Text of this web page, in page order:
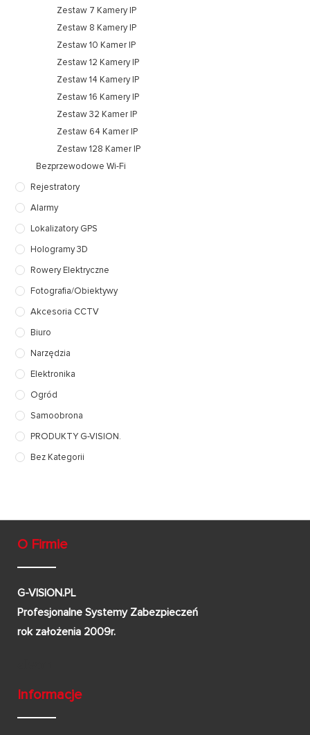
Zestaw 7 Kamery IP
Zestaw 8 Kamery IP
Zestaw 10 Kamer IP
Zestaw 12 Kamery IP
Zestaw 14 Kamery IP
Zestaw 16 Kamery IP
Zestaw 32 Kamer IP
Zestaw 64 Kamer IP
Zestaw 128 Kamer IP
Bezprzewodowe Wi-Fi
Rejestratory
Alarmy
Lokalizatory GPS
Hologramy 3D
Rowery Elektryczne
Fotografia/Obiektywy
Akcesoria CCTV
Biuro
Narzędzia
Elektronika
Ogród
Samoobrona
PRODUKTY G-VISION.
Bez Kategorii
O Firmie
G-VISION.PL
Profesjonalne Systemy Zabezpieczeń
rok założenia 2009r.
Informacje